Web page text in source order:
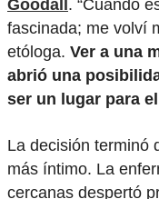
Goodall . “Cuando
fascinada; me volví
etóloga. Ver a una
abrió una
ser un lugar para
La decisión terminó
más íntimo. La
cercanas despertó